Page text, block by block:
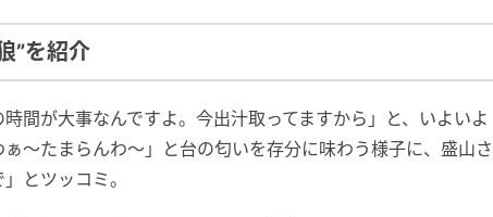
”を紹介
間が大事なんですよ。今出汁取ってますから」と、いよいよ
～たまらんわ～」と台の匂いを存分に味わう様子に、盛山さ
とツッコミ。